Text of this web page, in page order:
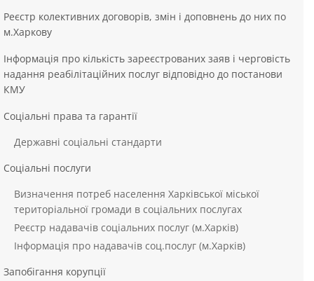
Реєстр колективних договорів, змін і доповнень до них по
м.Харкову
Інформація про кількість зареєстрованих заяв і черговість
надання реабілітаційних послуг відповідно до постанови
КМУ
Соціальні права та гарантії
Державні соціальні стандарти
Соціальні послуги
Визначення потреб населення Харківської міської
територіальної громади в соціальних послугах
Реєстр надавачів соціальних послуг (м.Харків)
Інформація про надавачів соц.послуг (м.Харків)
Запобігання корупції